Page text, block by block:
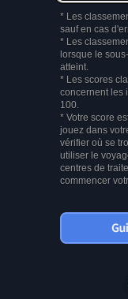
* Les
sauf en cas
* Les
lorsque le
atteint.
* Les scores
concernent les
100.
* Votre score
jouez dans
vérifier où se
utiliser le
centres de
commencer